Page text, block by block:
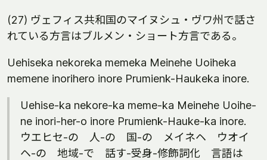
(27) ヴェフィス共和国のマイヌシュ・ヴワ州で話さ
れている方言はブルメン・ショート方言である。
Uehiseka nekoreka memeka Meinehe Uoiheka
memene inorihero inore Prumienk-Haukeka inore.
Uehise-ka nekore-ka meme-ka Meinehe Uoihe-
ne inori-her-o inore Prumienk-Hauke-ka inore.
ウエヒセ-の 人-の 国-の メイネヘ ウオイ
ヘ-の 地域-で 話す-受身-修飾詞化 言語は